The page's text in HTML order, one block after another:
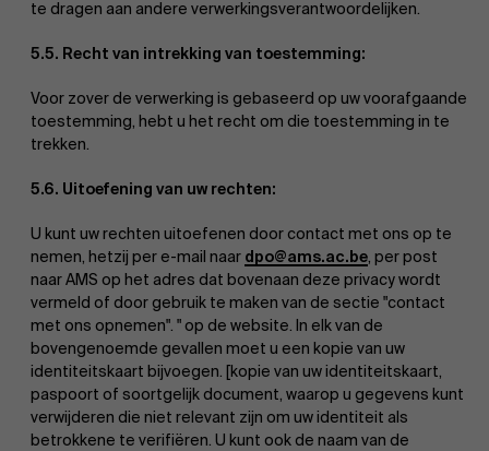
te dragen aan andere verwerkingsverantwoordelijken.
5.5. Recht van intrekking van toestemming:
Voor zover de verwerking is gebaseerd op uw voorafgaande
toestemming, hebt u het recht om die toestemming in te
trekken.
5.6. Uitoefening van uw rechten:
U kunt uw rechten uitoefenen door contact met ons op te
nemen, hetzij per e-mail naar dpo@ams.ac.be, per post
naar AMS op het adres dat bovenaan deze privacy wordt
vermeld of door gebruik te maken van de sectie "contact
met ons opnemen". " op de website. In elk van de
bovengenoemde gevallen moet u een kopie van uw
identiteitskaart bijvoegen. [kopie van uw identiteitskaart,
paspoort of soortgelijk document, waarop u gegevens kunt
verwijderen die niet relevant zijn om uw identiteit als
betrokkene te verifiëren. U kunt ook de naam van de